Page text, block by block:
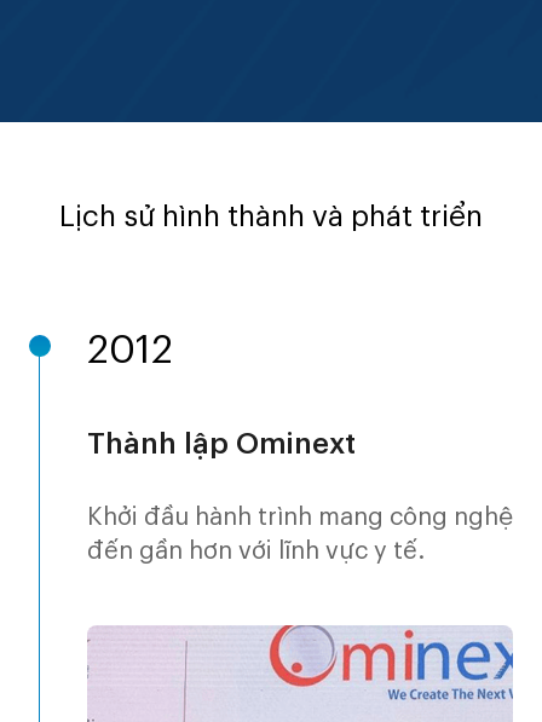
Lịch sử hình thành và phát triển
2012
Thành lập Ominext
Khởi đầu hành trình mang công nghệ
đến gần hơn với lĩnh vực y tế.